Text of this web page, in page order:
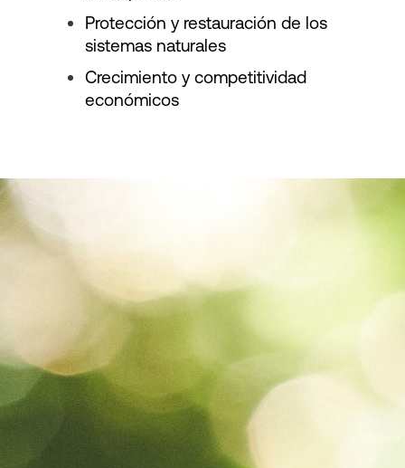
Protección y restauración de los
sistemas naturales
Crecimiento y competitividad
económicos